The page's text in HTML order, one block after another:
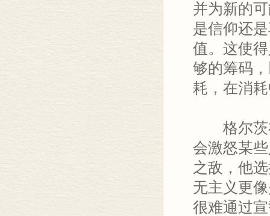
并为新的
是信仰还
值。这使
够的筹码
耗，在消
格尔茨在
会激怒某
之敌，他
无主义更
很难通过